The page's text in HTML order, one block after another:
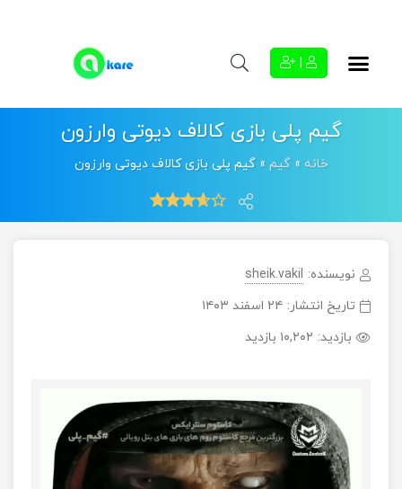
گیم پلی بازی کالاف دیوتی وارزون
خانه »گیم »گیم پلی بازی کالاف دیوتی وارزون
نویسنده: sheik.vakil
تاریخ انتشار: ۲۴ اسفند ۱۴۰۳
بازدید: ۱۰,۲۰۲ بازدید